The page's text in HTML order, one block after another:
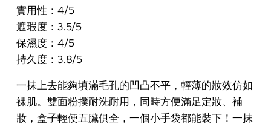
實用性：4/5
遮瑕度：3.5/5
保濕度：4/5
持久度：3.8/5
一抹上去能夠填滿毛孔的凹凸不平，輕薄的妝效仿如
裸肌。雙面粉撲耐洗耐用，同時方便滿足定妝、補
妝，盒子輕便五臟俱全，一個小手袋都能裝下！一抹